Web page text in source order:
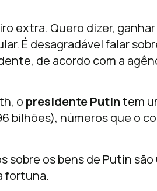
extra. Quero dizer,
É desagradável falar
de acordo com a
o presidente Putintem
bilhões), números que o
sobre os bens de Putin
fortuna.